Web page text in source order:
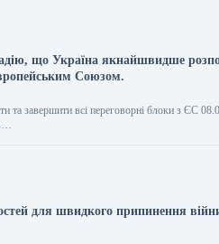
що Україна якнайшвидше
Союзом.
та завершити всі переговорні блоки з ЄС
для швидкого припинення